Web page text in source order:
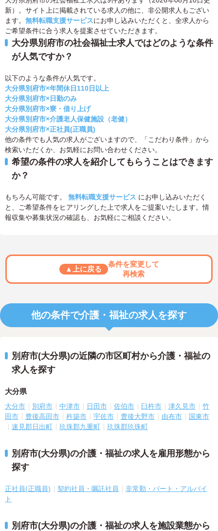
新）。サイト上に掲載されている求人の他に、非公開求人もござい
ます。 無料転職支援サービスにお申し込みいただくと、全求人から
ご希望条件に合う求人を提案させていただきます。
大分県別府市の社会福祉士求人ではどのような条件
が人気ですか？
以下のような条件が人気です。
大分県別府市×年間休日110日以上
大分県別府市×日勤のみ
大分県別府市×寮・借り上げ
大分県別府市×介護老人保健施設（老健）
大分県別府市×正社員(正職員)
他の条件でも人気の求人がございますので、「こだわり条件」から
検索いただくか、お気軽にお問い合わせください。
希望の条件の求人を紹介してもらうことはできます
か？
もちろん可能です。 無料転職支援サービス にお申し込みいただく
と、ご希望条件をヒアリングした上で求人をご提案いたします。情
報収集や募集状況の確認も、お気軽にご相談ください。
▲上に戻る
条件を変更して
再検索
他の条件で介護・福祉の求人を探す
別府市(大分県)の近隣の市区町村から介護・福祉の
求人を探す
大分県
大分市 別府市 中津市 日田市 佐伯市 臼杵市 津久見市
竹
田市
豊後高田市 杵築市 宇佐市 豊後大野市 由布市
国東市
速見郡日出町
玖珠郡九重町 玖珠郡玖珠町
別府市(大分県)の介護・福祉の求人を雇用形態から
探す
正社員(正職員) 契約社員・嘱託社員
非常勤・パート・アルバイ
ト
別府市(大分県)の介護・福祉の求人を施設業態から